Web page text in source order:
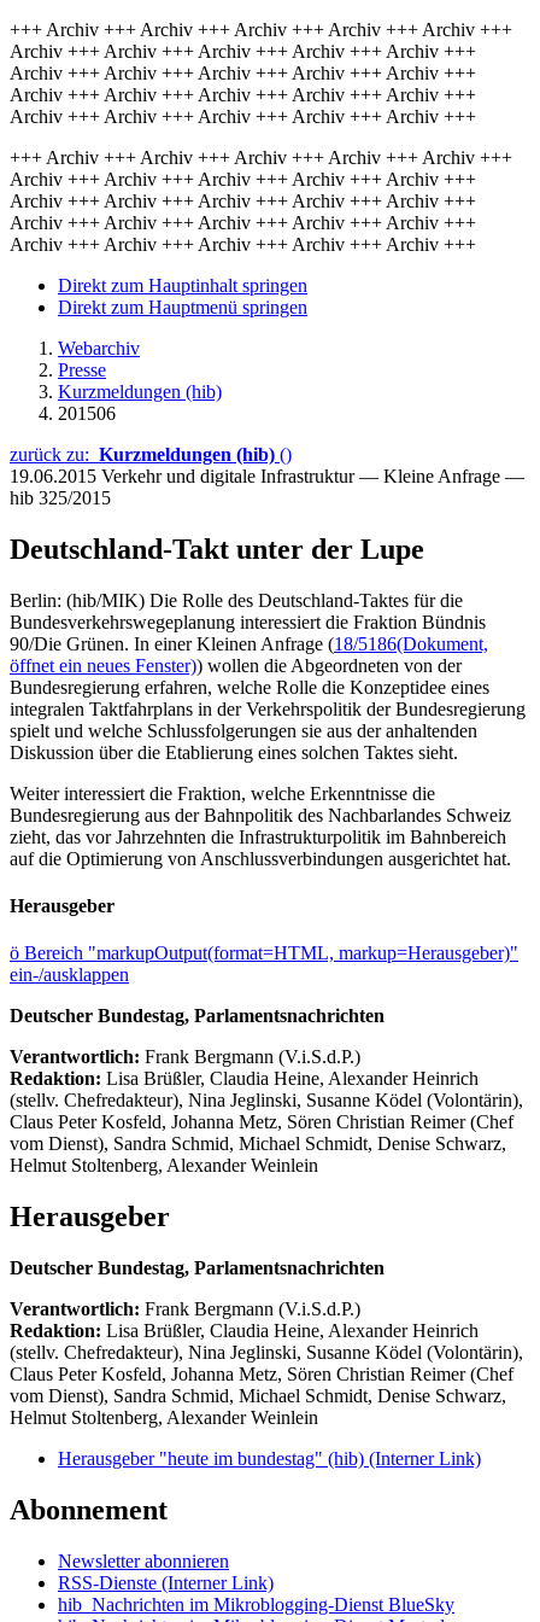
+++ Archiv +++ Archiv +++ Archiv +++ Archiv +++ Archiv +++
Archiv +++ Archiv +++ Archiv +++ Archiv +++ Archiv +++
Archiv +++ Archiv +++ Archiv +++ Archiv +++ Archiv +++
Archiv +++ Archiv +++ Archiv +++ Archiv +++ Archiv +++
Archiv +++ Archiv +++ Archiv +++ Archiv +++ Archiv +++
+++ Archiv +++ Archiv +++ Archiv +++ Archiv +++ Archiv +++
Archiv +++ Archiv +++ Archiv +++ Archiv +++ Archiv +++
Archiv +++ Archiv +++ Archiv +++ Archiv +++ Archiv +++
Archiv +++ Archiv +++ Archiv +++ Archiv +++ Archiv +++
Archiv +++ Archiv +++ Archiv +++ Archiv +++ Archiv +++
Direkt zum Hauptinhalt springen
Direkt zum Hauptmenü springen
Webarchiv
Presse
Kurzmeldungen (hib)
201506
zurück zu: Kurzmeldungen (hib) ()
19.06.2015 Verkehr und digitale Infrastruktur — Kleine Anfrage —
hib 325/2015
Deutschland-Takt unter der Lupe
Berlin: (hib/MIK) Die Rolle des Deutschland-Taktes für die
Bundesverkehrswegeplanung interessiert die Fraktion Bündnis
90/Die Grünen. In einer Kleinen Anfrage (18/5186(Dokument,
öffnet ein neues Fenster)) wollen die Abgeordneten von der
Bundesregierung erfahren, welche Rolle die Konzeptidee eines
integralen Taktfahrplans in der Verkehrspolitik der Bundesregierung
spielt und welche Schlussfolgerungen sie aus der anhaltenden
Diskussion über die Etablierung eines solchen Taktes sieht.
Weiter interessiert die Fraktion, welche Erkenntnisse die
Bundesregierung aus der Bahnpolitik des Nachbarlandes Schweiz
zieht, das vor Jahrzehnten die Infrastrukturpolitik im Bahnbereich
auf die Optimierung von Anschlussverbindungen ausgerichtet hat.
Herausgeber
ö Bereich "markupOutput(format=HTML, markup=Herausgeber)"
ein-/ausklappen
Deutscher Bundestag, Parlamentsnachrichten
Verantwortlich: Frank Bergmann (V.i.S.d.P.)
Redaktion: Lisa Brüßler, Claudia Heine, Alexander Heinrich
(stellv. Chefredakteur), Nina Jeglinski, Susanne Ködel (Volontärin),
Claus Peter Kosfeld, Johanna Metz, Sören Christian Reimer (Chef
vom Dienst), Sandra Schmid, Michael Schmidt, Denise Schwarz,
Helmut Stoltenberg, Alexander Weinlein
Herausgeber
Deutscher Bundestag, Parlamentsnachrichten
Verantwortlich: Frank Bergmann (V.i.S.d.P.)
Redaktion: Lisa Brüßler, Claudia Heine, Alexander Heinrich
(stellv. Chefredakteur), Nina Jeglinski, Susanne Ködel (Volontärin),
Claus Peter Kosfeld, Johanna Metz, Sören Christian Reimer (Chef
vom Dienst), Sandra Schmid, Michael Schmidt, Denise Schwarz,
Helmut Stoltenberg, Alexander Weinlein
Herausgeber "heute im bundestag" (hib) (Interner Link)
Abonnement
Newsletter abonnieren
RSS-Dienste (Interner Link)
hib_Nachrichten im Mikroblogging-Dienst BlueSky